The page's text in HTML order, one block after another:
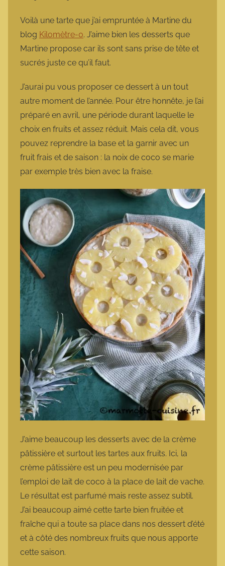
m
o
t
t
Voilà une tarte que j’ai empruntée à Martine du
blog Kilomètre-0. J’aime bien les desserts que
Martine propose car ils sont sans prise de tête et
sucrés juste ce qu’il faut.
J’aurai pu vous proposer ce dessert à un tout
autre moment de l’année. Pour être honnête, je l’ai
préparé en avril, une période durant laquelle le
choix en fruits et assez réduit. Mais cela dit, vous
pouvez reprendre la base et la garnir avec un
fruit frais et de saison : la noix de coco se marie
par exemple très bien avec la fraise.
J’aime beaucoup les desserts avec de la crème
pâtissière et surtout les tartes aux fruits. Ici, la
crème pâtissière est un peu modernisée par
l’emploi de lait de coco à la place de lait de vache.
Le résultat est parfumé mais reste assez subtil.
J’ai beaucoup aimé cette tarte bien fruitée et
fraîche qui a toute sa place dans nos dessert d’été
et à côté des nombreux fruits que nous apporte
cette saison.